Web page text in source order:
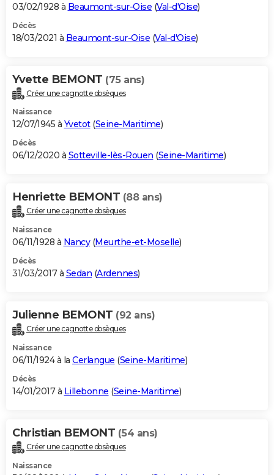
03/02/1928 à Beaumont-sur-Oise (Val-d'Oise)
Décès
18/03/2021 à Beaumont-sur-Oise (Val-d'Oise)
Yvette BEMONT (75 ans)
Créer une cagnotte obsèques
Naissance
12/07/1945 à Yvetot(Seine-Maritime)
Décès
06/12/2020 à Sotteville-lès-Rouen (Seine-Maritime)
Henriette BEMONT (88 ans)
Créer une cagnotte obsèques
Naissance
06/11/1928 à Nancy(Meurthe-et-Moselle)
Décès
31/03/2017 à Sedan (Ardennes)
Julienne BEMONT (92 ans)
Créer une cagnotte obsèques
Naissance
06/11/1924 à la Cerlangue (Seine-Maritime)
Décès
14/01/2017 à Lillebonne (Seine-Maritime)
Christian BEMONT (54 ans)
Créer une cagnotte obsèques
Naissance